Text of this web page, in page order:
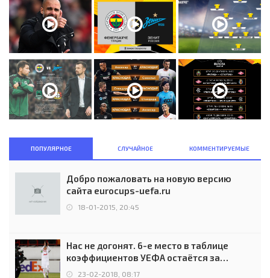
ПОПУЛЯРНОЕ СЛУЧАЙНОЕ КОММЕНТИРУЕМЫЕ
Добро пожаловать на новую версию
сайта eurocups-uefa.ru
18-01-2015, 20:45
Нас не догонят. 6-е место в таблице
коэффициентов УЕФА остаётся за
Россией
23-02-2018, 08:17